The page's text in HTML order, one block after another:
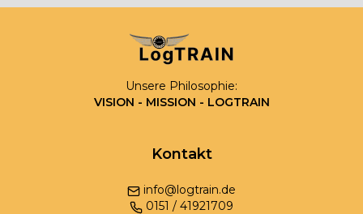
Unsere Philosophie:
VISION - MISSION - LOGTRAIN
Kontakt
info@logtrain.de
0151 / 41921709